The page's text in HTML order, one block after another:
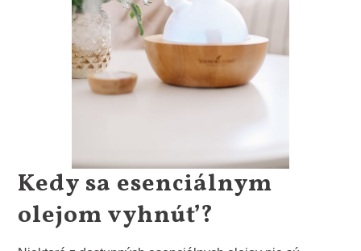
Kedy sa esenciálnym
olejom vyhnúť?